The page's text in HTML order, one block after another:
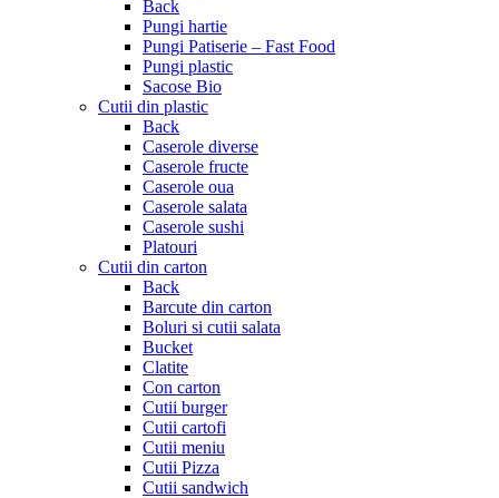
Back
Pungi hartie
Pungi Patiserie – Fast Food
Pungi plastic
Sacose Bio
Cutii din plastic
Back
Caserole diverse
Caserole fructe
Caserole oua
Caserole salata
Caserole sushi
Platouri
Cutii din carton
Back
Barcute din carton
Boluri si cutii salata
Bucket
Clatite
Con carton
Cutii burger
Cutii cartofi
Cutii meniu
Cutii Pizza
Cutii sandwich